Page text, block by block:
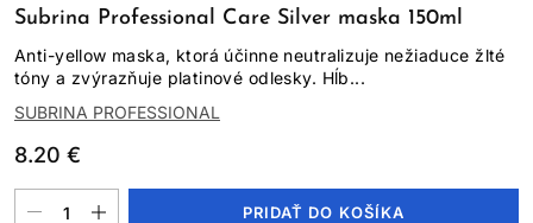
Subrina Professional Care Silver maska 150ml
Anti-yellow maska, ktorá účinne neutralizuje nežiaduce žlté
tóny a zvýrazňuje platinové odlesky. Hĺb...
SUBRINA PROFESSIONAL
8.20 €
PRIDAŤ DO KOŠÍKA